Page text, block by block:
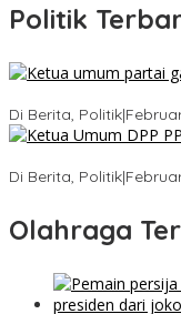
Politik
Di Berita, Politik|
Di Berita, Politik|
Olahraga